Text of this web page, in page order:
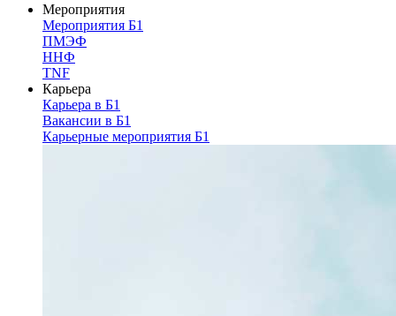
Мероприятия
Мероприятия Б1
ПМЭФ
ННФ
TNF
Карьера
Карьера в Б1
Вакансии в Б1
Карьерные мероприятия Б1